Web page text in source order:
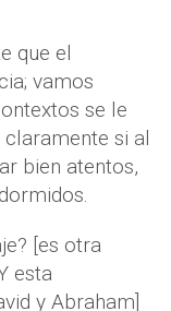
que el
vamos
se le
si al
bien atentos,
[es otra
esta
y Abraham]